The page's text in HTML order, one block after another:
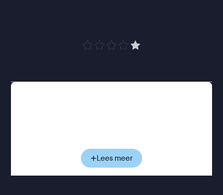
Alice heeft haar leven op orde: ze is een gevierd
onverbiddelijk: een zeldzame, vroegtijdige vorm
van de ziekte van Alzheimer. Terwijl Alice langzaam
grip verliest op haar herinneringen, probeert haar
Lees meer